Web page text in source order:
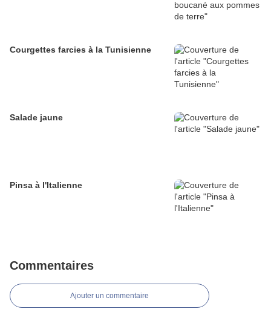
Courgettes farcies à la Tunisienne
Salade jaune
Pinsa à l'Italienne
Commentaires
Ajouter un commentaire